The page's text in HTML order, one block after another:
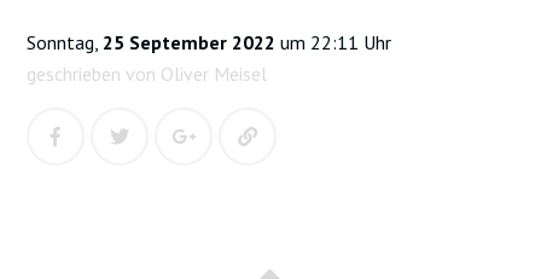
Sonntag, 25 September 2022 um 22:11 Uhr
geschrieben von Oliver Meisel